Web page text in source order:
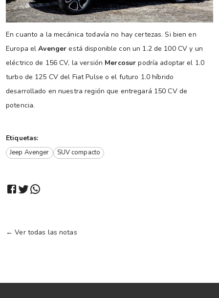
En cuanto a la mecánica todavía no hay certezas. Si bien en
Europa elAvenger está disponible con un 1.2 de 100 CV y un
eléctrico de 156 CV, la versión Mercosur podría adoptar el 1.0
turbo de 125 CV del Fiat Pulse o el futuro 1.0 híbrido
desarrollado en nuestra región que entregará 150 CV de
potencia.
Etiquetas:
Jeep Avenger SUV compacto
← Ver todas las notas